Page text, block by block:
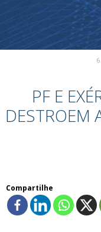
PF E
DESTROEM
Compartilhe